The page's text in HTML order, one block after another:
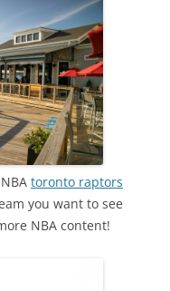
toronto raptors
you want to see
NBA content!